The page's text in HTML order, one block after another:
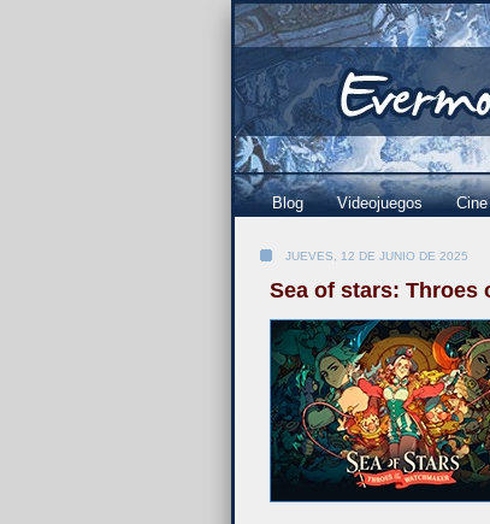
Blog Videojuegos
JUEVES, 12 DE JUNIO DE 2025
Sea of stars: Throes